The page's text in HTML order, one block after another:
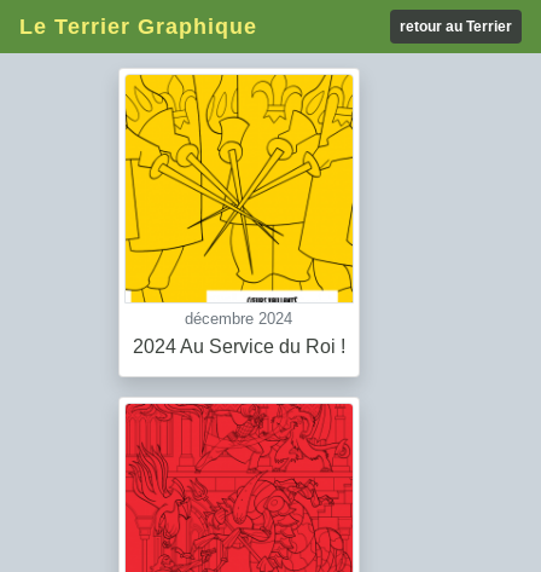
Le Terrier Graphique retour au Terrier
décembre 2024
2024 Au Service du Roi !